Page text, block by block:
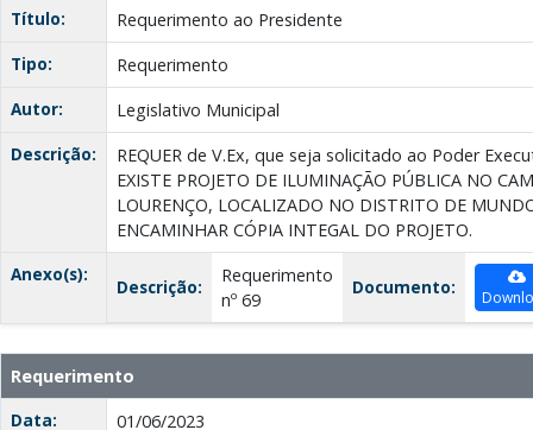
Título:
Requerimento ao Presidente
Tipo:
Requerimento
Autor:
Legislativo Municipal
Descrição:
REQUER de V.Ex, que seja solicitado ao Poder
EXISTE PROJETO DE ILUMINAÇÃO PÚBLICA NO
LOURENÇO, LOCALIZADO NO DISTRITO DE
ENCAMINHAR CÓPIA INTEGAL DO PROJETO.
Anexo(s):
Descrição:
Requerimento
nº 69
Documento:
Requerimento
Data:
01/06/2023